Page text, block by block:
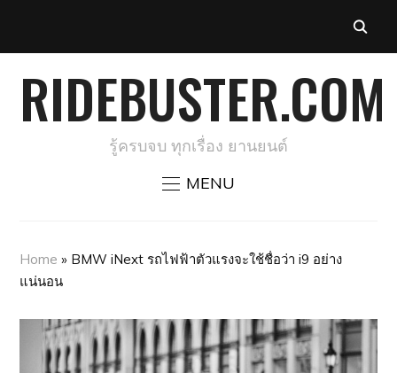
RIDEBUSTER.COM
รู้ครบจบ ทุกเรื่อง ยานยนต์
MENU
Home » BMW iNext รถไฟฟ้าตัวแรงจะใช้ชื่อว่า i9 อย่าง
แน่นอน